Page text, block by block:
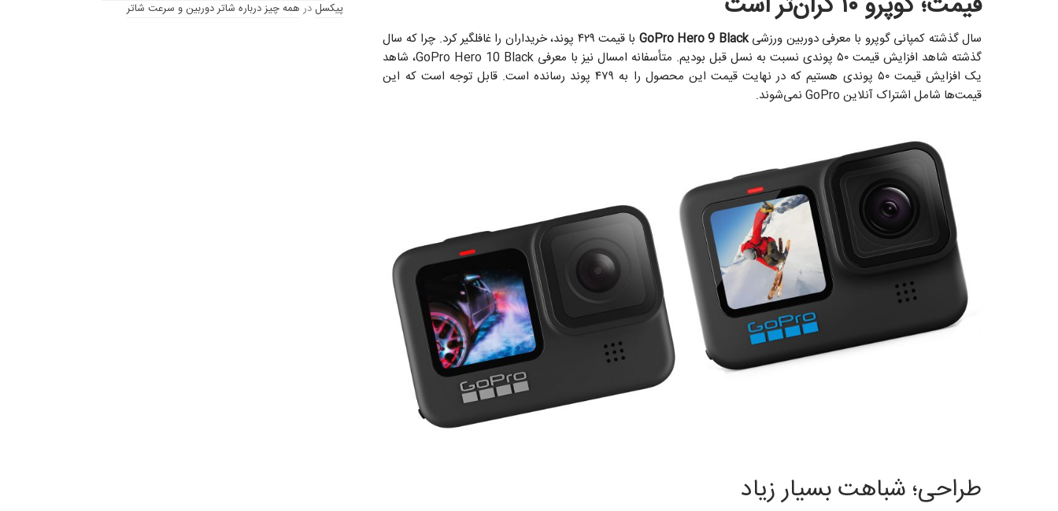
سال گذشته کمپانی گوپرو با معرفی دوربین ورزشیGoPro Hero 9 Black
با قیمت ۴۲۹ پوند، خریداران را غافلگیر کرد. چرا که سال
گذشته شاهد افزایش قیمت ۵۰ پوندی نسبت به نسل قبل بودیم. متأسفانه امسال نیز با معرفی GoPro Hero 10 Black، شاهد
یک افزایش قیمت ۵۰ پوندی هستیم که در نهایت قیمت این محصول را به ۴۷۹ پوند رسانده است. قابل توجه است که این
قیمت‌ها شامل اشتراک آنلاین GoPro نمی‌شوند.
طراحی؛ شباهت بسیار زیاد
پیکسلدر همه چیز درباره شاتر دوربین و سرعت شاتر